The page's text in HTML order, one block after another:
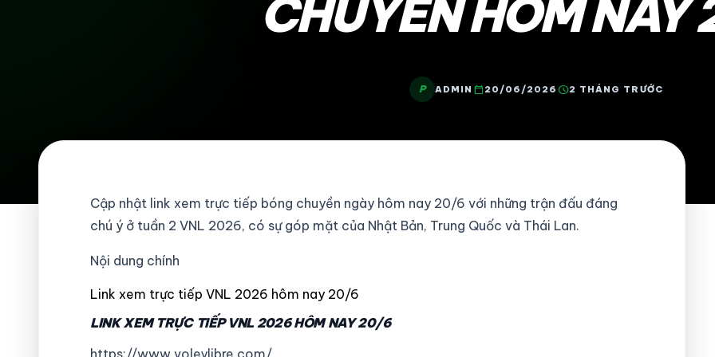
CHUYỀN HÔM
P ADMIN calendar_today 20/06/2026 schedule2 THÁNG TRƯỚC
Cập nhật link xem trực tiếp bóng chuyền ngày hôm nay 20/6 với những trận đấu đáng
chú ý ở tuần 2 VNL 2026, có sự góp mặt của Nhật Bản, Trung Quốc và Thái Lan.
Nội dung chính
Link xem trực tiếp VNL 2026 hôm nay 20/6
LINK XEM TRỰC TIẾP VNL 2026 HÔM NAY 20/6
https://www.voleylibre.com/